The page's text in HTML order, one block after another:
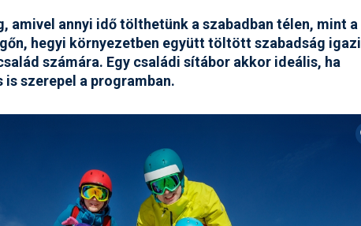
amivel annyi idő tölthetünk a szabadban télen, mint a
hegyi környezetben együtt töltött szabadság igazi
számára. Egy családi sítábor akkor ideális, ha
szerepel a programban.